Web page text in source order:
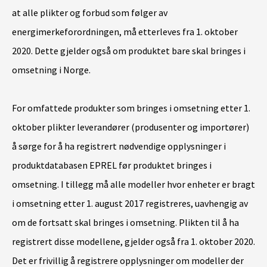
at alle plikter og forbud som følger av
energimerkeforordningen, må etterleves fra 1. oktober
2020. Dette gjelder også om produktet bare skal bringes i
omsetning i Norge.
For omfattede produkter som bringes i omsetning etter 1.
oktober plikter leverandører (produsenter og importører)
å sørge for å ha registrert nødvendige opplysninger i
produktdatabasen EPREL før produktet bringes i
omsetning. I tillegg må alle modeller hvor enheter er bragt
i omsetning etter 1. august 2017 registreres, uavhengig av
om de fortsatt skal bringes i omsetning. Plikten til å ha
registrert disse modellene, gjelder også fra 1. oktober 2020.
Det er frivillig å registrere opplysninger om modeller der